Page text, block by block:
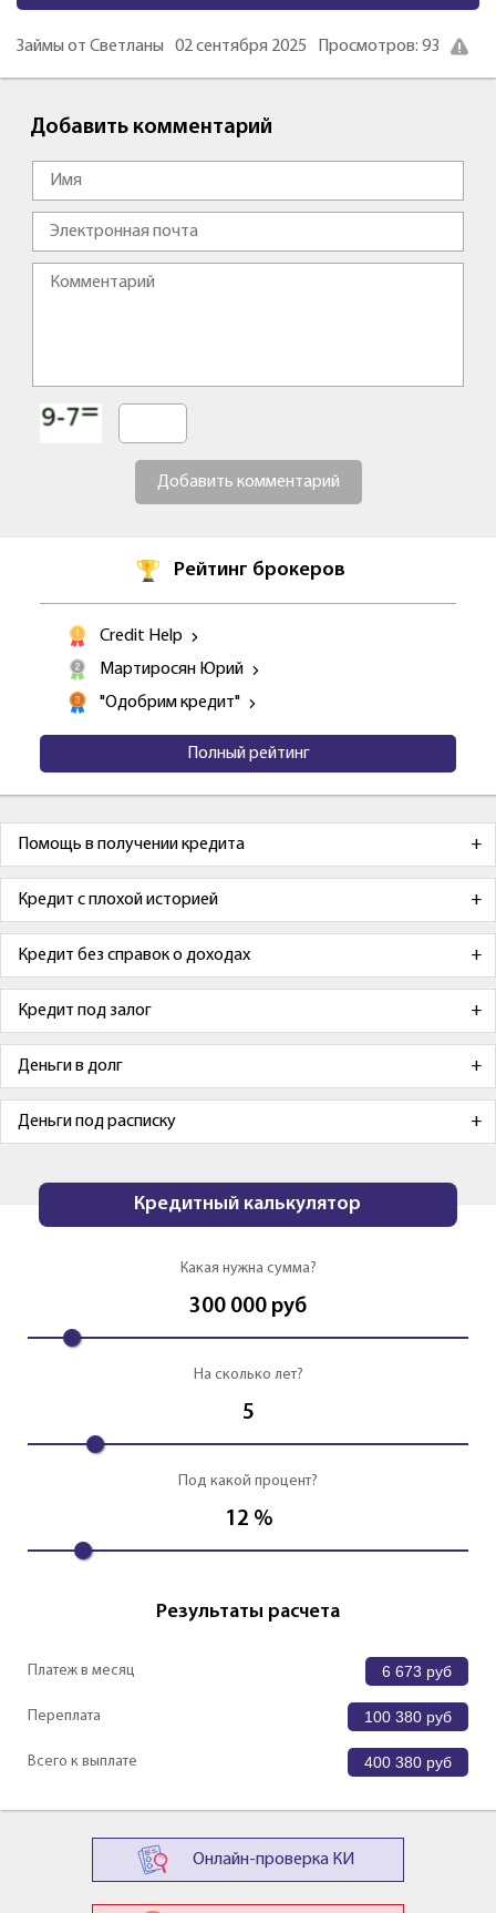
Займы от Светланы 02 сентября 2025 Просмотров: 93
Добавить комментарий
Добавить комментарий
Рейтинг брокеров
Credit Help
Мартиросян Юрий
"Одобрим кредит"
Полный рейтинг
Помощь в получении кредита
Кредит с плохой историей
Кредит без справок о доходах
Кредит под залог
Деньги в долг
Деньги под расписку
Кредитный калькулятор
Какая нужна сумма?
300 000 руб
На сколько лет?
5
Под какой процент?
12 %
Результаты расчета
Платеж в месяц 6 673 руб
Переплата 100 380 руб
Всего к выплате 400 380 руб
Онлайн-проверка КИ